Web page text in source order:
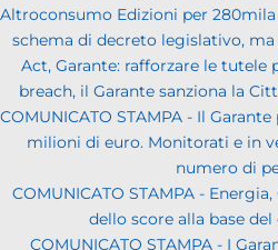
Altroconsumo Edizioni per 280mila
schema di decreto legislativo,
Act, Garante: rafforzare le
breach, il Garante sanziona la
COMUNICATO STAMPA - Il
milioni di euro. Monitorati e in
numero di
COMUNICATO STAMPA -
dello score alla base
COMUNICATO STAMPA - I